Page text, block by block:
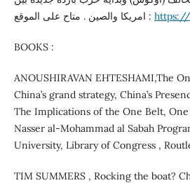
امريكا والصين . متاح على الموقع : https://
BOOKS :
ANOUSHIRAVAN EHTESHAMI,The
China’s grand strategy, China’s
The Implications of the One Belt,
Nasser al-Mohammad al Sabah
University, Library of Congress ,
TIM SUMMERS , Rocking the boat?